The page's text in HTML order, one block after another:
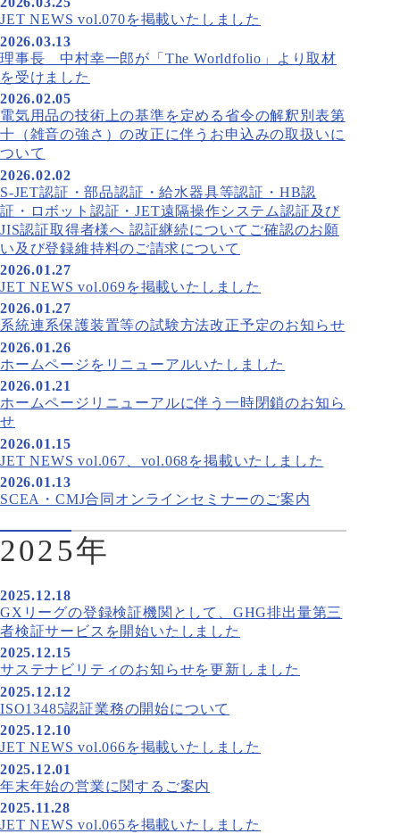
JET NEWS vol.070を掲載いたしました
2026.03.13
理事長 中村幸一郎が「The Worldfolio」より取材
を受けました
2026.02.05
電気用品の技術上の基準を定める省令の解釈別表第
十（雑音の強さ）の改正に伴うお申込みの取扱いに
ついて
2026.02.02
S-JET認証・部品認証・給水器具等認証・HB認
証・ロボット認証・JET遠隔操作システム認証及び
JIS認証取得者様へ 認証継続についてご確認のお願
い及び登録維持料のご請求について
2026.01.27
JET NEWS vol.069を掲載いたしました
2026.01.27
系統連系保護装置等の試験方法改正予定のお知らせ
2026.01.26
ホームページをリニューアルいたしました
2026.01.21
ホームページリニューアルに伴う一時閉鎖のお知ら
せ
2026.01.15
JET NEWS vol.067、vol.068を掲載いたしました
2026.01.13
SCEA・CMJ合同オンラインセミナーのご案内
2025年
2025.12.18
GXリーグの登録検証機関として、GHG排出量第三
者検証サービスを開始いたしました
2025.12.15
サステナビリティのお知らせを更新しました
2025.12.12
ISO13485認証業務の開始について
2025.12.10
JET NEWS vol.066を掲載いたしました
2025.12.01
年末年始の営業に関するご案内
2025.11.28
JET NEWS vol.065を掲載いたしました